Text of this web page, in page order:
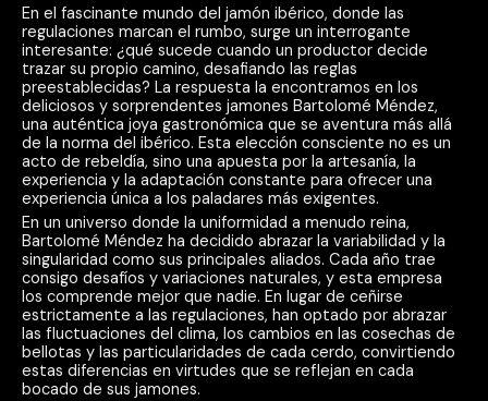
En el fascinante mundo del jamón ibérico, donde las
regulaciones marcan el rumbo, surge un interrogante
interesante: ¿qué sucede cuando un productor decide
trazar su propio camino, desafiando las reglas
preestablecidas? La respuesta la encontramos en los
deliciosos y sorprendentes jamones Bartolomé Méndez,
una auténtica joya gastronómica que se aventura más allá
de la norma del ibérico. Esta elección consciente no es un
acto de rebeldía, sino una apuesta por la artesanía, la
experiencia y la adaptación constante para ofrecer una
experiencia única a los paladares más exigentes.
En un universo donde la uniformidad a menudo reina,
Bartolomé Méndez ha decidido abrazar la variabilidad y la
singularidad como sus principales aliados. Cada año trae
consigo desafíos y variaciones naturales, y esta empresa
los comprende mejor que nadie. En lugar de ceñirse
estrictamente a las regulaciones, han optado por abrazar
las fluctuaciones del clima, los cambios en las cosechas de
bellotas y las particularidades de cada cerdo, convirtiendo
estas diferencias en virtudes que se reflejan en cada
bocado de sus jamones.